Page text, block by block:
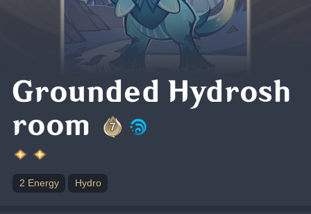
Grounded Hydrosh
room
2 Energy Hydro